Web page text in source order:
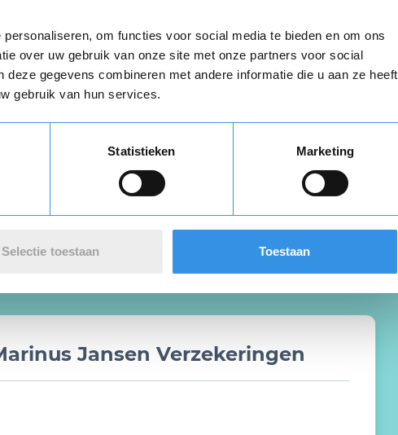
om functies voor social media te bieden en om ons
over uw gebruik van onze site met onze partners voor social
gegevens combineren met andere informatie die u aan ze heeft
gebruik van hun services.
Statistieken Marketing
Selectie toestaan Toestaan
mijn opzegging
Download hier gratis je
opzegbrief
Jansen Verzekeringen